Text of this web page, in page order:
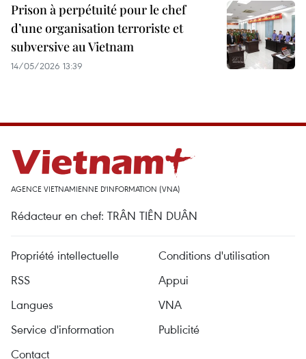
Prison à perpétuité pour le chef
d’une organisation terroriste et
subversive au Vietnam
14/05/2026 13:39
AGENCE VIETNAMIENNE D'INFORMATION (VNA)
Rédacteur en chef: TRÂN TIÊN DUÂN
Propriété intellectuelle
Conditions d'utilisation
RSS
Appui
Langues
VNA
Service d'information
Publicité
Contact